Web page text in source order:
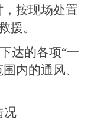
按现场处置
援。
达的各项“一
内的通风、
况